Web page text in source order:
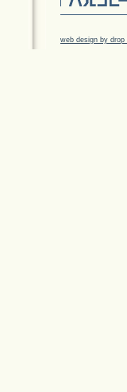
web design by drop